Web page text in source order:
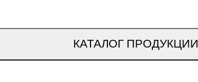
КАТАЛОГ ПРОДУКЦИИ